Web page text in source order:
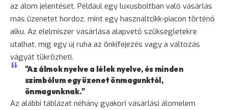
az álom jelentését. Például egy luxusboltban való vásárlás
más üzenetet hordoz, mint egy használtcikk-piacon történő
alku. Az élelmiszer vásárlása alapvető szükségletekre
utalhat, míg egy új ruha az önkifejezés vagy a változás
vágyát tükrözheti.
"Az álmok nyelve a lélek nyelve, és minden
szimbólum egy üzenet önmagunktól,
önmagunknak."
Az alábbi táblázat néhány gyakori vásárlási álomelem